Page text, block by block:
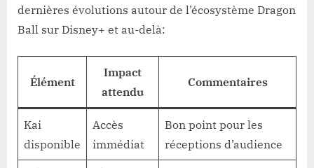
dernières évolutions autour de l’écosystème Dragon
Ball sur Disney+ et au-delà:
Élément
Impact
attendu
Commentaires
Kai
disponible
Accès
immédiat
Bon point pour les
réceptions d’audience